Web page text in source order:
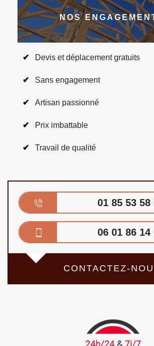
NOS
Devis et déplacement gratuits
Sans engagement
Artisan passionné
Prix imbattable
Travail de qualité
01 85 53 58
06 01 86 14
CONTACTEZ-